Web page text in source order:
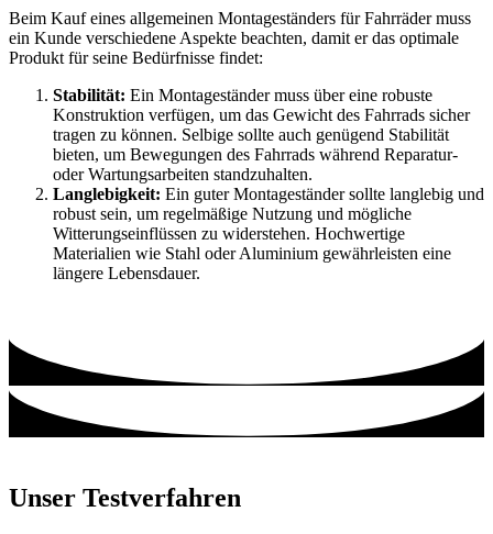
Beim Kauf eines allgemeinen Montageständers für Fahrräder muss
ein Kunde verschiedene Aspekte beachten, damit er das optimale
Produkt für seine Bedürfnisse findet:
Stabilität: Ein Montageständer muss über eine robuste
Konstruktion verfügen, um das Gewicht des Fahrrads sicher
tragen zu können. Selbige sollte auch genügend Stabilität
bieten, um Bewegungen des Fahrrads während Reparatur-
oder Wartungsarbeiten standzuhalten.
Langlebigkeit: Ein guter Montageständer sollte langlebig und
robust sein, um regelmäßige Nutzung und mögliche
Witterungseinflüssen zu widerstehen. Hochwertige
Materialien wie Stahl oder Aluminium gewährleisten eine
längere Lebensdauer.
Unser Testverfahren